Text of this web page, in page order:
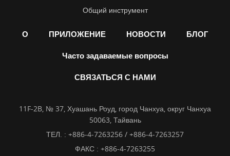
Общий инструмент
О ПРИЛОЖЕНИЕ НОВОСТИ БЛОГ
Часто задаваемые вопросы
СВЯЗАТЬСЯ С НАМИ
11F-2B, № 37, Хуашань Роуд, город Чанхуа, округ Чанхуа
50063, Тайвань
ТЕЛ. : +886-4-7263256 / +886-4-7263257
ФАКС : +886-4-7263255